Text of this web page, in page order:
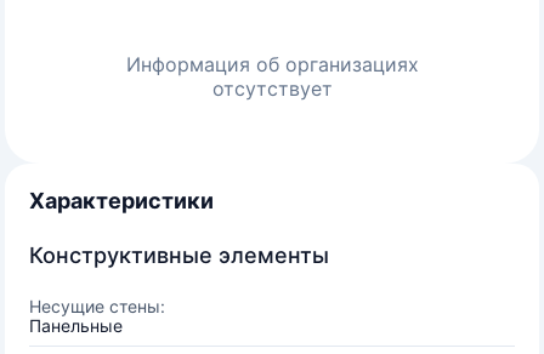
Информация об организациях
отсутствует
Характеристики
Конструктивные элементы
Несущие стены:
Панельные